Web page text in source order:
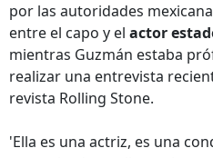
por las autoridades
entre el capo y el actor
mientras Guzmán estaba
realizar una entrevista
revista Rolling Stone.
'Ella es una actriz, es una